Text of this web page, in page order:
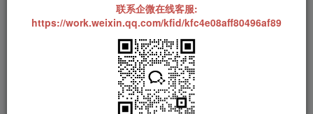
的动画支持，在手机充电时播放动画。当连接手机进行
充电时自动播放充电动画（需要通过快捷指令在应用内
配置），有众多免费动画效果可以选择。
联系企微在线客服:
https://work.weixin.qq.com/kfid/kfc4e08aff80496af89